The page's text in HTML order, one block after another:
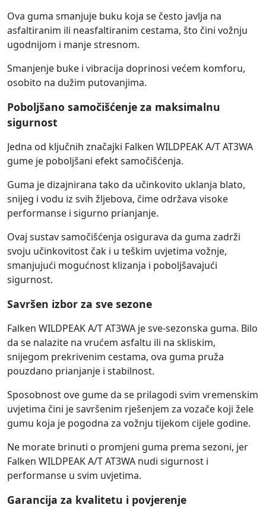
Ova guma smanjuje buku koja se često javlja na
asfaltiranim ili neasfaltiranim cestama, što čini vožnju
ugodnijom i manje stresnom.
Smanjenje buke i vibracija doprinosi većem komforu,
osobito na dužim putovanjima.
Poboljšano samočišćenje za maksimalnu
sigurnost
Jedna od ključnih značajki Falken WILDPEAK A/T AT3WA
gume je poboljšani efekt samočišćenja.
Guma je dizajnirana tako da učinkovito uklanja blato,
snijeg i vodu iz svih žljebova, čime održava visoke
performanse i sigurno prianjanje.
Ovaj sustav samočišćenja osigurava da guma zadrži
svoju učinkovitost čak i u teškim uvjetima vožnje,
smanjujući mogućnost klizanja i poboljšavajući
sigurnost.
Savršen izbor za sve sezone
Falken WILDPEAK A/T AT3WA je sve-sezonska guma. Bilo
da se nalazite na vrućem asfaltu ili na skliskim,
snijegom prekrivenim cestama, ova guma pruža
pouzdano prianjanje i stabilnost.
Sposobnost ove gume da se prilagodi svim vremenskim
uvjetima čini je savršenim rješenjem za vozače koji žele
gumu koja je pogodna za vožnju tijekom cijele godine.
Ne morate brinuti o promjeni guma prema sezoni, jer
Falken WILDPEAK A/T AT3WA nudi sigurnost i
performanse u svim uvjetima.
Garancija za kvalitetu i povjerenje